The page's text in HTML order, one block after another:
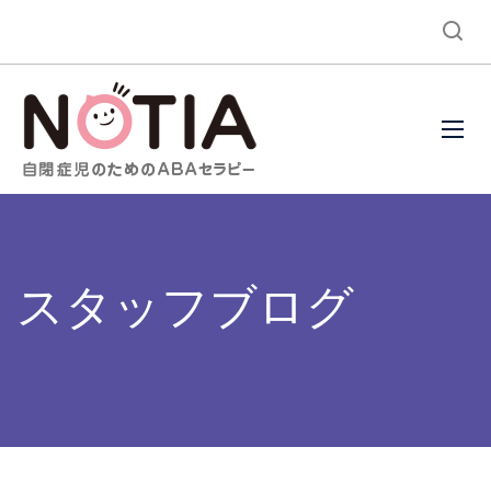
スタッフブログ